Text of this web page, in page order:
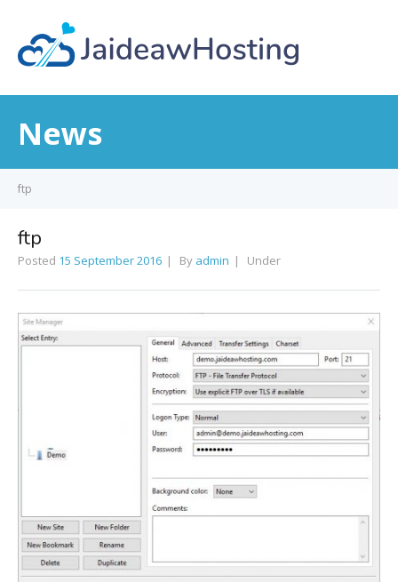
News
ftp
ftp
Posted 15 September 2016 By admin Under